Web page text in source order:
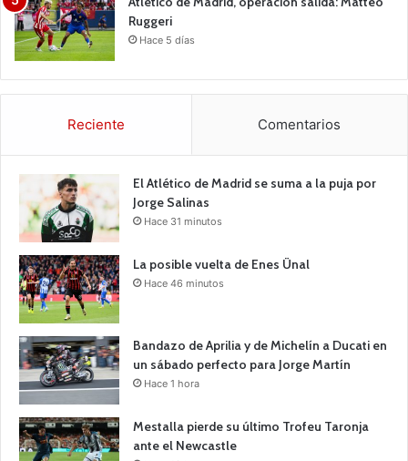
Ruggeri
Hace 5 días
Reciente Comentarios
El Atlético de Madrid se suma a la puja por
Jorge Salinas
Hace 31 minutos
La posible vuelta de Enes Ünal
Hace 46 minutos
Bandazo de Aprilia y de Michelín a Ducati en
un sábado perfecto para Jorge Martín
Hace 1 hora
Mestalla pierde su último Trofeu Taronja
ante el Newcastle